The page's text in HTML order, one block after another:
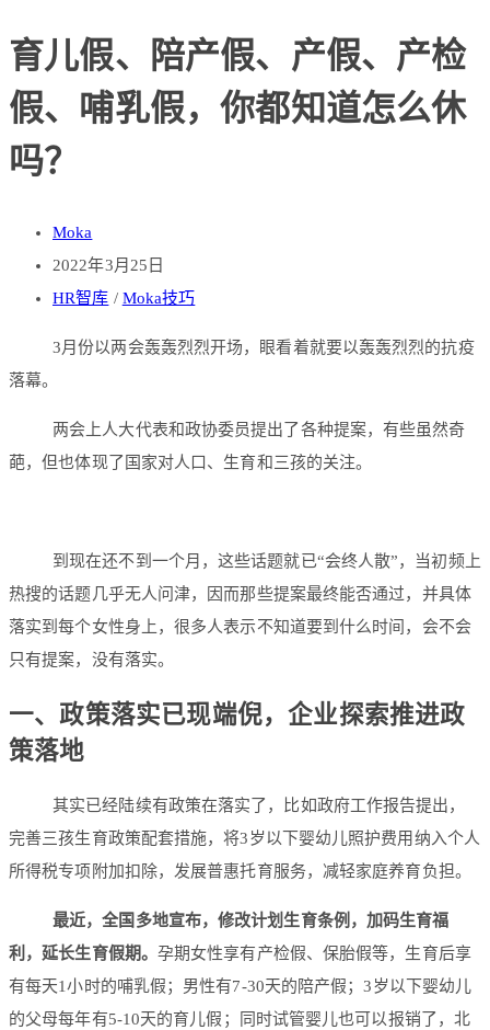
育儿假、陪产假、产假、产检
假、哺乳假，你都知道怎么休
吗？
Moka
2022年3月25日
HR智库 / Moka技巧
3月份以两会轰轰烈烈开场，眼看着就要以轰轰烈烈的抗疫
落幕。
两会上人大代表和政协委员提出了各种提案，有些虽然奇
葩，但也体现了国家对人口、生育和三孩的关注。
到现在还不到一个月，这些话题就已“会终人散”，当初频上
热搜的话题几乎无人问津，因而那些提案最终能否通过，并具体
落实到每个女性身上，很多人表示不知道要到什么时间，会不会
只有提案，没有落实。
一、政策落实已现端倪，企业探索推进政
策落地
其实已经陆续有政策在落实了，比如政府工作报告提出，
完善三孩生育政策配套措施，将3岁以下婴幼儿照护费用纳入个人
所得税专项附加扣除，发展普惠托育服务，减轻家庭养育负担。
最近，全国多地宣布，修改计划生育条例，加码生育福
利，延长生育假期。 孕期女性享有产检假、保胎假等，生育后享
有每天1小时的哺乳假；男性有7-30天的陪产假；3岁以下婴幼儿
的父母每年有5-10天的育儿假；同时试管婴儿也可以报销了，北